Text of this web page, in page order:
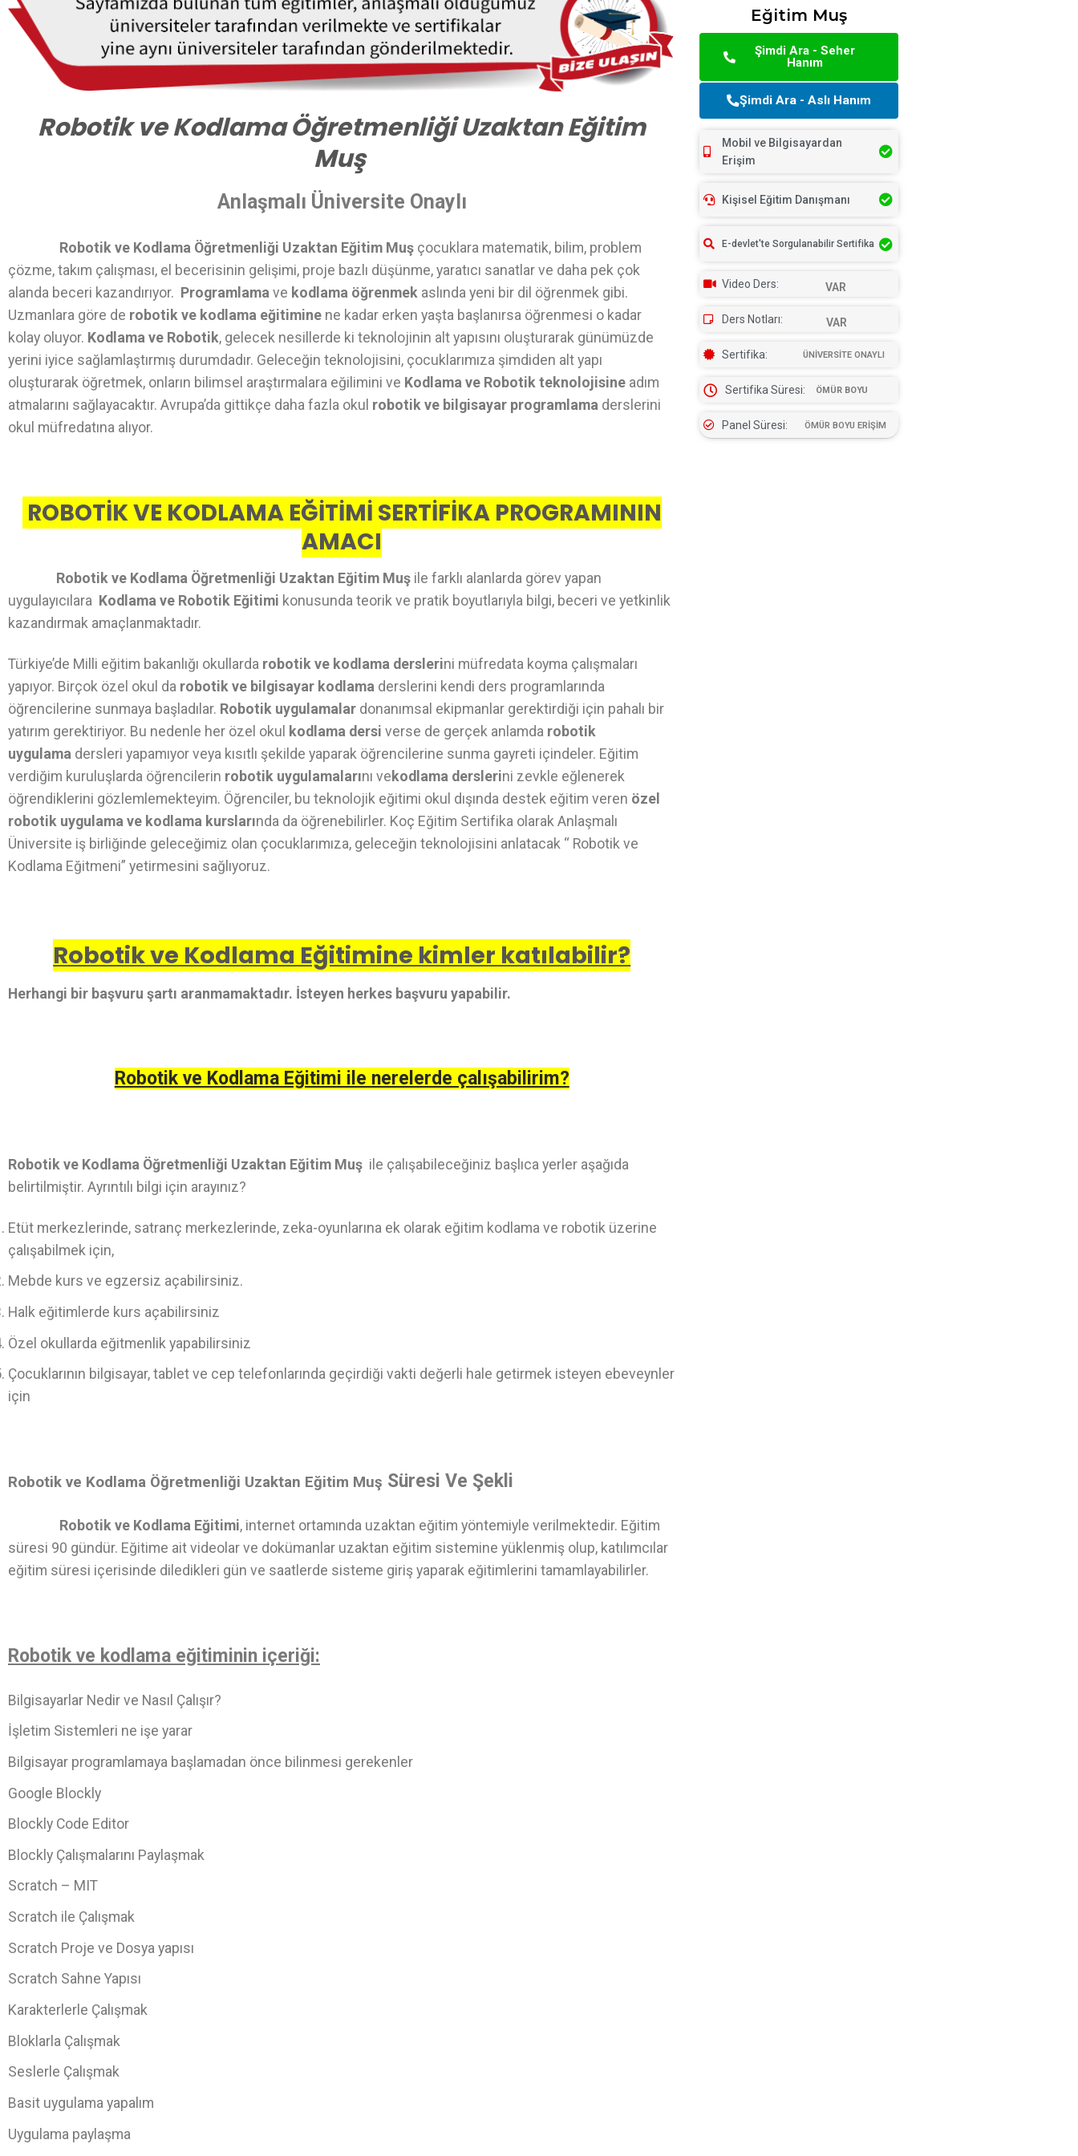
Robotik ve Kodlama Öğretmenliği Uzaktan Eğitim
Muş
Anlaşmalı Üniversite Onaylı
Robotik ve Kodlama Öğretmenliği Uzaktan Eğitim Muş çocuklara matematik, bilim, problem
çözme, takım çalışması, el becerisinin gelişimi, proje bazlı düşünme, yaratıcı sanatlar ve daha pek çok
alanda beceri kazandırıyor. Programlama ve kodlama öğrenmek aslında yeni bir dil öğrenmek gibi.
Uzmanlara göre de robotik ve kodlama eğitimine ne kadar erken yaşta başlanırsa öğrenmesi o kadar
kolay oluyor. Kodlama ve Robotik, gelecek nesillerde ki teknolojinin alt yapısını oluşturarak günümüzde
yerini iyice sağlamlaştırmış durumdadır. Geleceğin teknolojisini, çocuklarımıza şimdiden alt yapı
oluşturarak öğretmek, onların bilimsel araştırmalara eğilimini ve Kodlama ve Robotik teknolojisine adım
atmalarını sağlayacaktır. Avrupa’da gittikçe daha fazla okul robotik ve bilgisayar programlama derslerini
okul müfredatına alıyor.
ROBOTİK VE KODLAMA EĞİTİMİ SERTİFİKA PROGRAMININ
AMACI
Robotik ve Kodlama Öğretmenliği Uzaktan Eğitim Muş ile farklı alanlarda görev yapan
uygulayıcılara Kodlama ve Robotik Eğitimi konusunda teorik ve pratik boyutlarıyla bilgi, beceri ve yetkinlik
kazandırmak amaçlanmaktadır.
Türkiye’de Milli eğitim bakanlığı okullarda robotik ve kodlama derslerini müfredata koyma çalışmaları
yapıyor. Birçok özel okul da robotik ve bilgisayar kodlama derslerini kendi ders programlarında
öğrencilerine sunmaya başladılar. Robotik uygulamalar donanımsal ekipmanlar gerektirdiği için pahalı bir
yatırım gerektiriyor. Bu nedenle her özel okul kodlama dersi verse de gerçek anlamda robotik
uygulama dersleri yapamıyor veya kısıtlı şekilde yaparak öğrencilerine sunma gayreti içindeler. Eğitim
verdiğim kuruluşlarda öğrencilerin robotik uygulamalarını ve kodlama derslerini zevkle eğlenerek
öğrendiklerini gözlemlemekteyim. Öğrenciler, bu teknolojik eğitimi okul dışında destek eğitim veren özel
robotik uygulama ve kodlama kurslarında da öğrenebilirler. Koç Eğitim Sertifika olarak Anlaşmalı
Üniversite iş birliğinde geleceğimiz olan çocuklarımıza, geleceğin teknolojisini anlatacak “ Robotik ve
Kodlama Eğitmeni” yetirmesini sağlıyoruz.
Robotik ve Kodlama Eğitimine kimler katılabilir?
Herhangi bir başvuru şartı aranmamaktadır. İsteyen herkes başvuru yapabilir.
Robotik ve Kodlama Eğitimi ile nerelerde çalışabilirim?
Robotik ve Kodlama Öğretmenliği Uzaktan Eğitim Muş ile çalışabileceğiniz başlıca yerler aşağıda
belirtilmiştir. Ayrıntılı bilgi için arayınız?
Etüt merkezlerinde, satranç merkezlerinde, zeka-oyunlarına ek olarak eğitim kodlama ve robotik üzerine
çalışabilmek için,
Mebde kurs ve egzersiz açabilirsiniz.
Halk eğitimlerde kurs açabilirsiniz
Özel okullarda eğitmenlik yapabilirsiniz
Çocuklarının bilgisayar, tablet ve cep telefonlarında geçirdiği vakti değerli hale getirmek isteyen ebeveynler
için
Robotik ve Kodlama Öğretmenliği Uzaktan Eğitim Muş Süresi Ve Şekli
Robotik ve Kodlama Eğitimi, internet ortamında uzaktan eğitim yöntemiyle verilmektedir. Eğitim
süresi 90 gündür. Eğitime ait videolar ve dokümanlar uzaktan eğitim sistemine yüklenmiş olup, katılımcılar
eğitim süresi içerisinde diledikleri gün ve saatlerde sisteme giriş yaparak eğitimlerini tamamlayabilirler.
Robotik ve kodlama eğitiminin içeriği:
Bilgisayarlar Nedir ve Nasıl Çalışır?
İşletim Sistemleri ne işe yarar
Bilgisayar programlamaya başlamadan önce bilinmesi gerekenler
Google Blockly
Blockly Code Editor
Blockly Çalışmalarını Paylaşmak
Scratch – MIT
Scratch ile Çalışmak
Scratch Proje ve Dosya yapısı
Scratch Sahne Yapısı
Karakterlerle Çalışmak
Bloklarla Çalışmak
Seslerle Çalışmak
Basit uygulama yapalım
Uygulama paylaşma
Eğitim Muş
Şimdi Ara - Seher
Hanım
Şimdi Ara - Aslı Hanım
Mobil ve Bilgisayardan
Erişim
Kişisel Eğitim Danışmanı
E-devlet'te Sorgulanabilir Sertifika
Video Ders: VAR
Ders Notları: VAR
Sertifika: ÜNİVERSİTE ONAYLI
Sertifika Süresi: ÖMÜR BOYU
Panel Süresi: ÖMÜR BOYU ERİŞİM